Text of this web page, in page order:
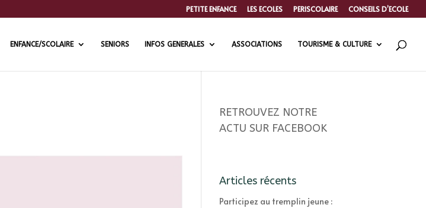
PETITE ENFANCE LES ECOLES PERISCOLAIRE CONSEILS D’ECOLE
ENFANCE/SCOLAIRE SENIORS INFOS GENERALES ASSOCIATIONS TOURISME & CULTURE
RETROUVEZ NOTRE
ACTU SUR FACEBOOK
Articles récents
Participez au tremplin jeune :